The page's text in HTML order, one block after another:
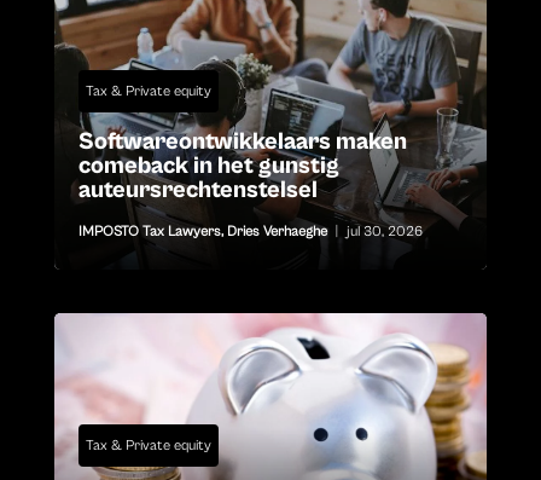
Tax & Private equity
Softwareontwikkelaars maken
comeback in het gunstig
auteursrechtenstelsel
IMPOSTO Tax Lawyers, Dries Verhaeghe jul 30, 2026
Tax & Private equity